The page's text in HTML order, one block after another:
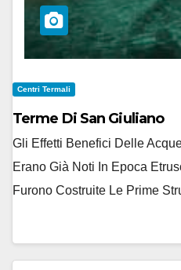
Centri Termali
Terme Di San Giuliano
Gli Effetti Benefici Delle
Erano Già Noti In Epoca
Furono Costruite Le Prime